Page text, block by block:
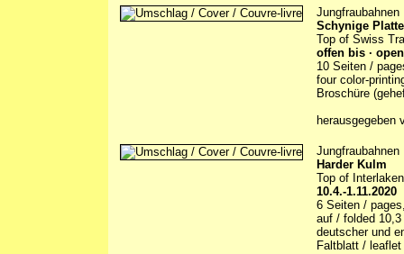
Jungfraubahnen
Schynige Platte
Top of Swiss
offen bis ·
10 Seiten /
four color-
Broschüre
herausgegeben
Jungfraubahnen
Harder Kulm
Top of Interlaken
10.4.-1.11.2020
6 Seiten /
auf / folded
deutscher und
Faltblatt / leaflet